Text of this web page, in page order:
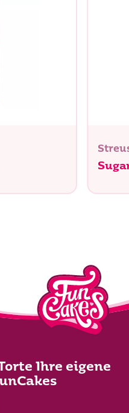
Ihre eigene